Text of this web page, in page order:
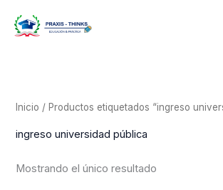
Inicio / Productos etiquetados “ingreso
ingreso universidad pública
Mostrando el único resultado